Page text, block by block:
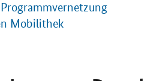
Mobilithek